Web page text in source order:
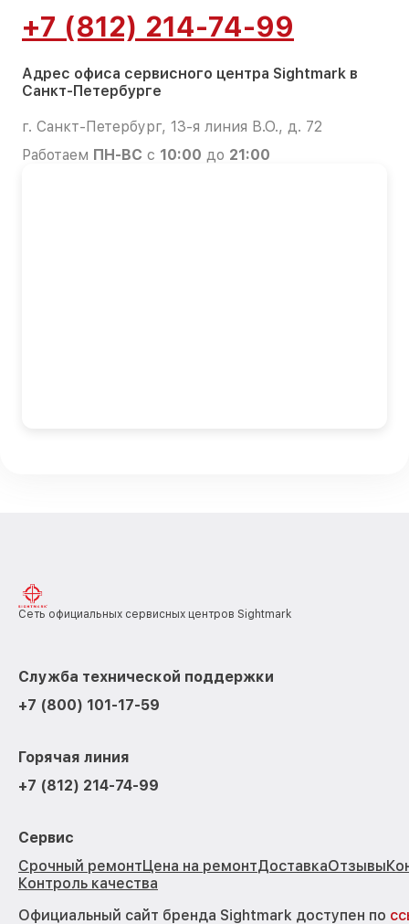
+7 (812) 214-74-99
Адрес офиса сервисного центра Sightmark в
Санкт-Петербурге
г. Санкт-Петербург, 13-я линия В.О., д. 72
Работаем ПН-ВС с 10:00 до 21:00
Сеть официальных сервисных центров Sightmark
Служба технической поддержки
+7 (800) 101-17-59
Горячая линия
+7 (812) 214-74-99
Сервис
Срочный ремонтЦена на ремонтДоставкаОтзывы
Контроль качества
Официальный сайт бренда Sightmark доступен по